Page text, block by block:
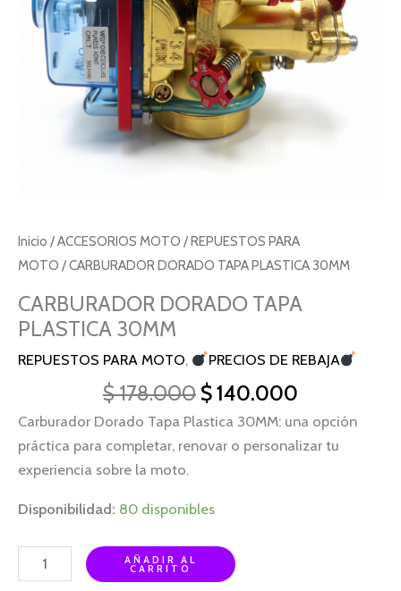
Inicio /ACCESORIOS MOTO /REPUESTOS PARA
MOTO / CARBURADOR DORADO TAPA PLASTICA 30MM
CARBURADOR DORADO TAPA
PLASTICA 30MM
REPUESTOS PARA MOTO, PRECIOS DE REBAJA
$178.000 $140.000
Carburador Dorado Tapa Plastica 30MM: una opción
práctica para completar, renovar o personalizar tu
experiencia sobre la moto.
Disponibilidad: 80 disponibles
AÑADIR AL
CARRITO